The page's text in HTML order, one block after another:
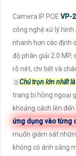
Camera IP POE VP-
công nghệ xử lý
nhanh hơn các định
độ phân giải 2.0
rõ nét, chi tiết và
️🥈Chú trọn lớn nhất là
trang bị hồng ngoại
khoảng cách lên
ứng dụng vào từng
muốn giám sát
không có ánh sáng